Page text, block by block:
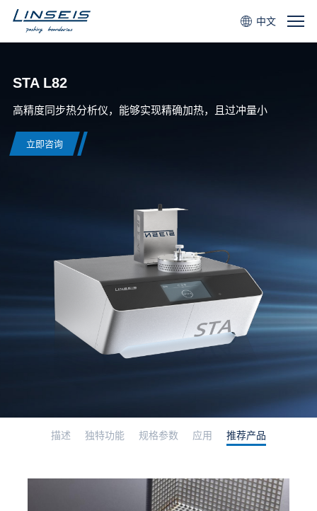
中文
STA L82
高精度同步热分析仪，能够实现精确加热，且过冲量小
立即咨询
描述 独特功能 规格参数 应用 推荐产品